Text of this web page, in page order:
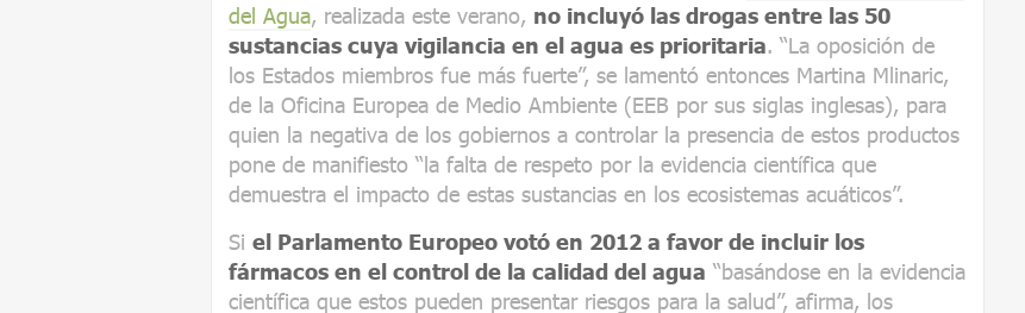
del Agua, realizada este verano, no incluyó las drogas entre las 50
sustancias cuya vigilancia en el agua es prioritaria. “La oposición de
los Estados miembros fue más fuerte”, se lamentó entonces Martina Mlinaric,
de la Oficina Europea de Medio Ambiente (EEB por sus siglas inglesas), para
quien la negativa de los gobiernos a controlar la presencia de estos productos
pone de manifiesto “la falta de respeto por la evidencia científica que
demuestra el impacto de estas sustancias en los ecosistemas acuáticos”.
Si el Parlamento Europeo votó en 2012 a favor de incluir los
fármacos en el control de la calidad del agua “basándose en la evidencia
científica que estos pueden presentar riesgos para la salud”, afirma, los